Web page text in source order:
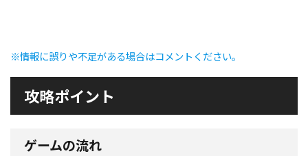
※情報に誤りや不足がある場合はコメントください。
攻略ポイント
ゲームの流れ